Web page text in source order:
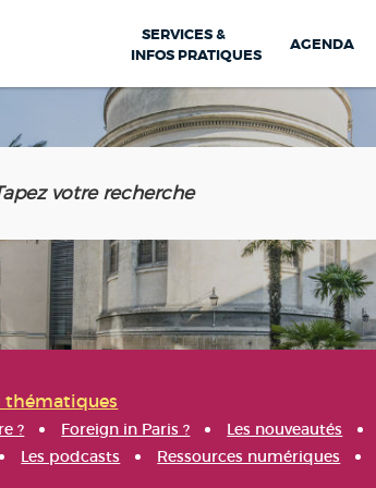
SERVICES &
INFOS PRATIQUES
AGENDA
thématiques
? Foreign in Paris ? Les nouveautés
Les podcasts Ressources numériques